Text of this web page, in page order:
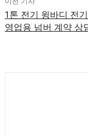
1톤 전기 윙바디 전
영업용 넘버 계약 상